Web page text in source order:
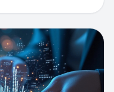
до 5 лет, с
5 минут. Для
условия с
без справок о
займа
с зачислением
валют в системе Visa